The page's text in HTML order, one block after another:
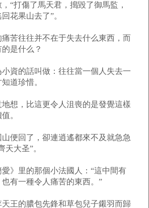
“打傷了馬天君，搗毀了御馬監，
花果山去了”。
往并不在于失去什么東西，而
是什么？
話叫做：往往當一個人失去一
道珍惜。
比這更令人沮喪的是發覺這樣
。
了，卻連逍遙都來不及就急急
天大圣”。
的那個小法國人：“這中間有
有一種令人痛苦的東西。”
膿包先鋒和草包兒子鎩羽而歸